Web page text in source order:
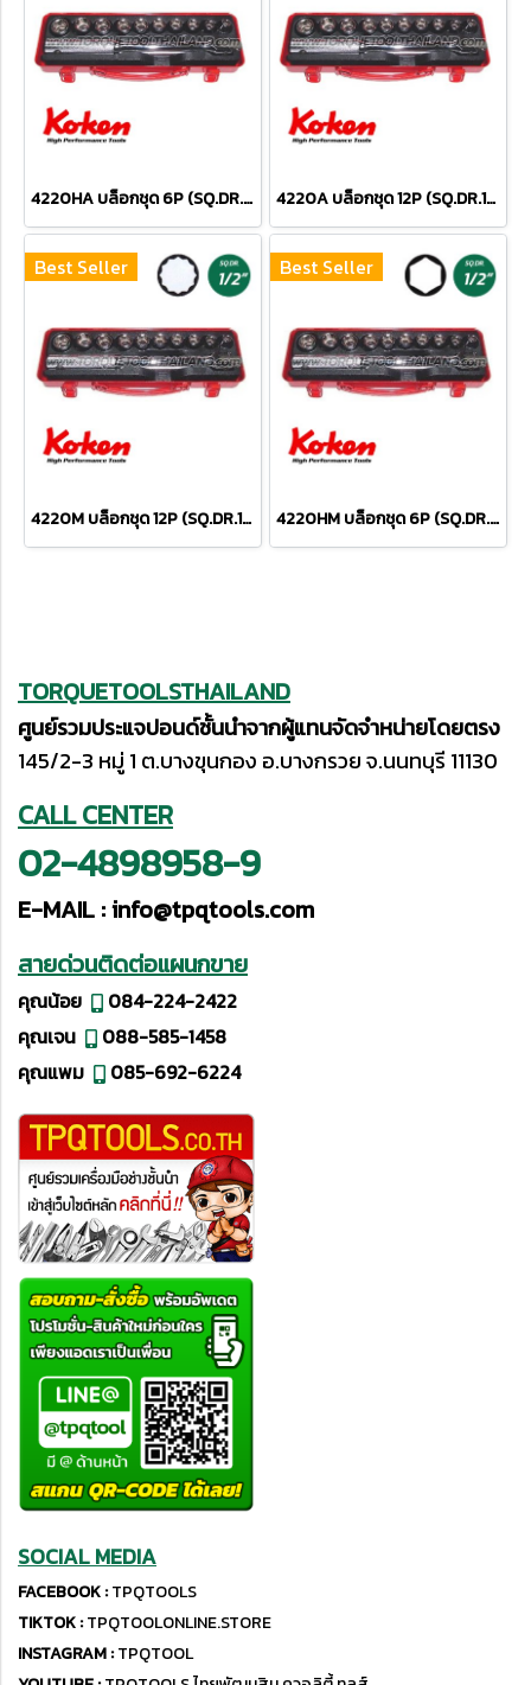
4220HA บล็อกชุด 6P (SQ.DR.1/2") Socket Set 4220A บล็อกชุด 12P (SQ.DR.1/2") Socket Set
Best Seller
4220M บล็อกชุด 12P (SQ.DR.1/2") Socket Set
Best Seller
4220HM บล็อกชุด 6P (SQ.DR.1/2") Socket Set
TORQUETOOLSTHAILAND
ศูนย์รวมประแจปอนด์ชั้นนำจากผู้แทนจัดจำหน่ายโดยตรง
145/2-3 หมู่ 1 ต.บางขุนกอง อ.บางกรวย จ.นนทบุรี 11130
CALL CENTER
02-4898958-9
E-MAIL :info@tpqtools.com
สายด่วนติดต่อแผนกขาย
คุณน้อย
084-224-2422
คุณเจน
088-585-1458
คุณแพม
085-692-6224
SOCIAL MEDIA
FACEBOOK :TPQTOOLS
TIKTOK :TPQTOOLONLINE.STORE
INSTAGRAM :TPQTOOL